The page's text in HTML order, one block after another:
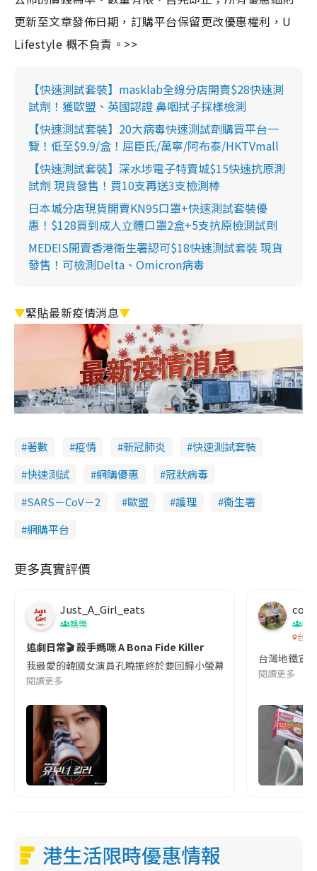
更新至文章發佈日期，訂購平台保留更改優惠權利，U
Lifestyle 概不負責。>>
【快速測試套裝】masklab全線分店開賣$28快速測
試劑！獲歐盟、英國認證 鼻咽拭子採樣檢測
【快速測試套裝】20大病毒快速測試劑購買平台一
覽！低至$9.9/盒！屈臣氏/萬寧/阿布泰/HKTVmall
【快速測試套裝】深水埗電子特賣城$15快速抗原測
試劑 現貨發售！買10支再送3支檢測棒
日本城分店現貨開賣KN95口罩+快速測試套裝優
惠！$128買到成人立體口罩2盒+5支抗原檢測試劑
MEDEIS開賣香港衛生署認可$18快速測試套裝 現貨
發售！可檢測Delta、Omicron病毒
▼緊貼最新疫情消息▼
著數 疫情 新冠肺炎
快速測試套裝
快速測試
網購優惠
冠狀病毒
SARS－CoV－2
歐盟 護理
衞生署
網購平台
更多真實評價
Just_A_Girl_eats
娛樂
追劇日常🎬 殺手媽咪 A Bona Fide Killer
我最愛的韓國女演員孔曉振終於要回歸小螢幕啦!這次的劇本改編
閱讀更多
co
吹
台灣
台灣地鐵宣
閱讀更多
港生活限時優惠情報